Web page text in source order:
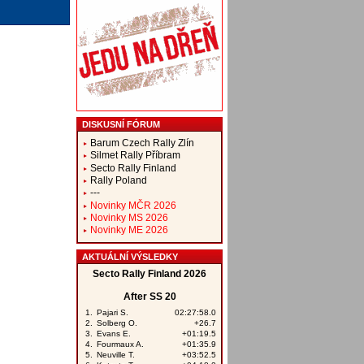
DISKUSNÍ FÓRUM
Barum Czech Rally Zlín
Silmet Rally Příbram
Secto Rally Finland
Rally Poland
---
Novinky MČR 2026
Novinky MS 2026
Novinky ME 2026
AKTUÁLNÍ VÝSLEDKY